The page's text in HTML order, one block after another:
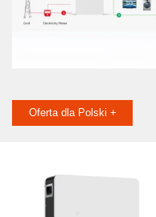
Oferta dla Polski +